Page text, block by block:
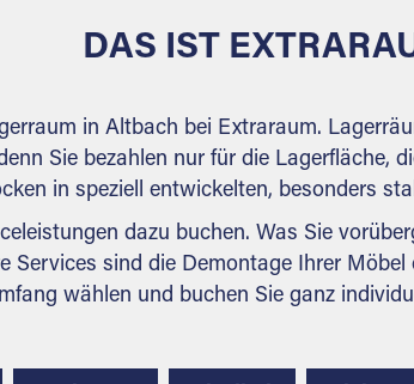
weiteren Fragen, die Sie haben.
DAS IST
in Altbach bei Extraraum.
Sie bezahlen nur für die Lagerfläche,
in speziell entwickelten, besonders
dazu buchen. Was Sie
Services sind die Demontage Ihrer
wählen und buchen Sie ganz